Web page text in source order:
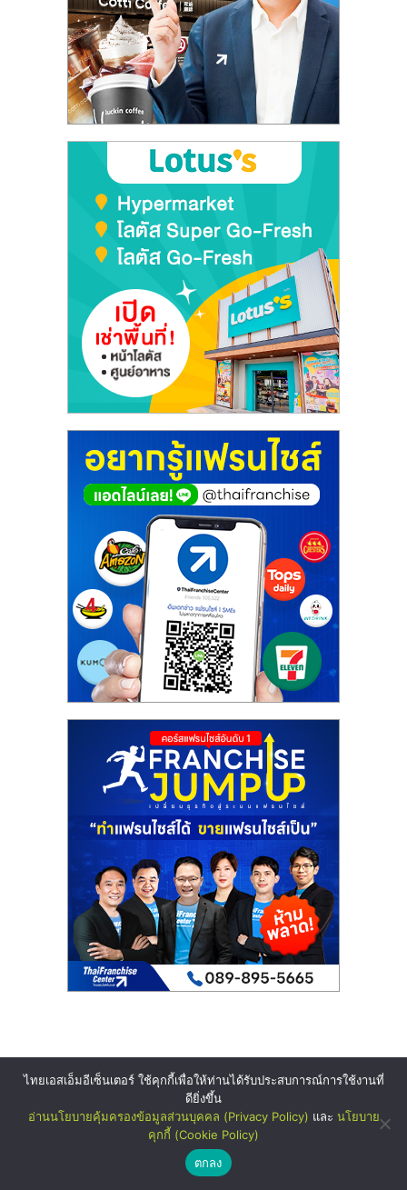
ไทยเอสเอ็มอีเซ็นเตอร์ ใช้คุกกี้เพื่อให้ท่านได้รับประสบการณ์การใช้งานที่
ดียิ่งขึ้น
อ่านนโยบายคุ้มครองข้อมูลส่วนบุคคล (Privacy Policy) และ นโยบาย
คุกกี้ (Cookie Policy)
ตกลง